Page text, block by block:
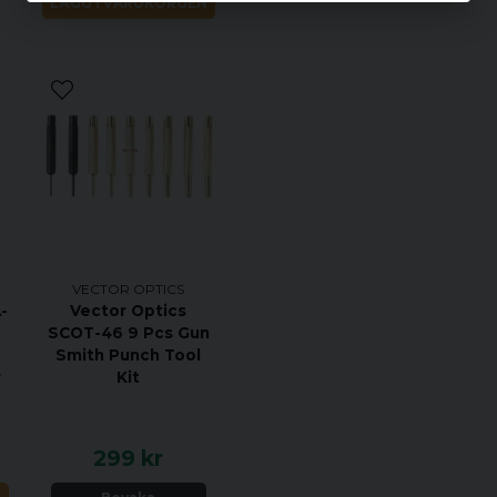
VECTOR OPTICS
Vector Optics
SCOT-46 9 Pcs Gun
Smith Punch Tool
Kit
299 kr